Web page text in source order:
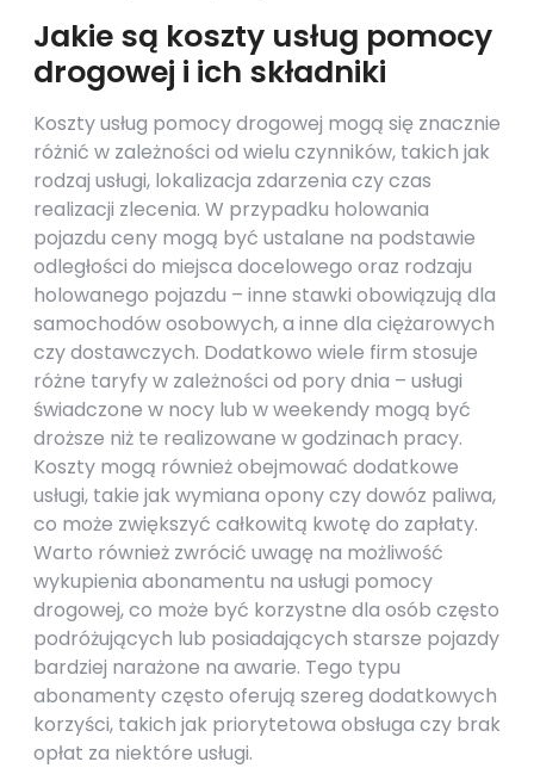
Jakie są koszty usług pomocy
drogowej i ich składniki
Koszty usług pomocy drogowej mogą się znacznie
różnić w zależności od wielu czynników, takich jak
rodzaj usługi, lokalizacja zdarzenia czy czas
realizacji zlecenia. W przypadku holowania
pojazdu ceny mogą być ustalane na podstawie
odległości do miejsca docelowego oraz rodzaju
holowanego pojazdu – inne stawki obowiązują dla
samochodów osobowych, a inne dla ciężarowych
czy dostawczych. Dodatkowo wiele firm stosuje
różne taryfy w zależności od pory dnia – usługi
świadczone w nocy lub w weekendy mogą być
droższe niż te realizowane w godzinach pracy.
Koszty mogą również obejmować dodatkowe
usługi, takie jak wymiana opony czy dowóz paliwa,
co może zwiększyć całkowitą kwotę do zapłaty.
Warto również zwrócić uwagę na możliwość
wykupienia abonamentu na usługi pomocy
drogowej, co może być korzystne dla osób często
podróżujących lub posiadających starsze pojazdy
bardziej narażone na awarie. Tego typu
abonamenty często oferują szereg dodatkowych
korzyści, takich jak priorytetowa obsługa czy brak
opłat za niektóre usługi.